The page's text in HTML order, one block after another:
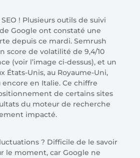
! Plusieurs outils de suivi
Google ont constaté une
depuis ce mardi. Semrush
score de volatilité de 9,4/10
(voir l’image ci-dessus), et un
États-Unis, au Royaume-Uni,
en Italie. Ce chiffre
de certains sites
du moteur de recherche
impacté.
? Difficile de le savoir
le moment, car Google ne